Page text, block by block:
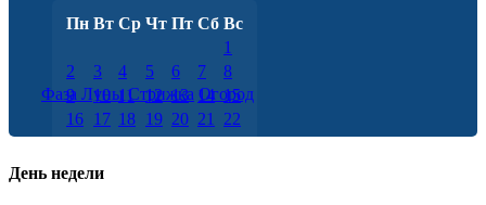
Пн Вт Ср Чт Пт Сб Вс
1
2
3 4 5 6 7
8
9
10 11 12 13 14 15
16 17 18 19 20 21
22
23 24 25 26 27 28
29 30
Фаза Луны Стрижка Огород
День недели